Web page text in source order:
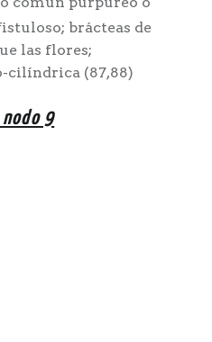
brácteas de
las flores;
cilíndrica (87,88)
9